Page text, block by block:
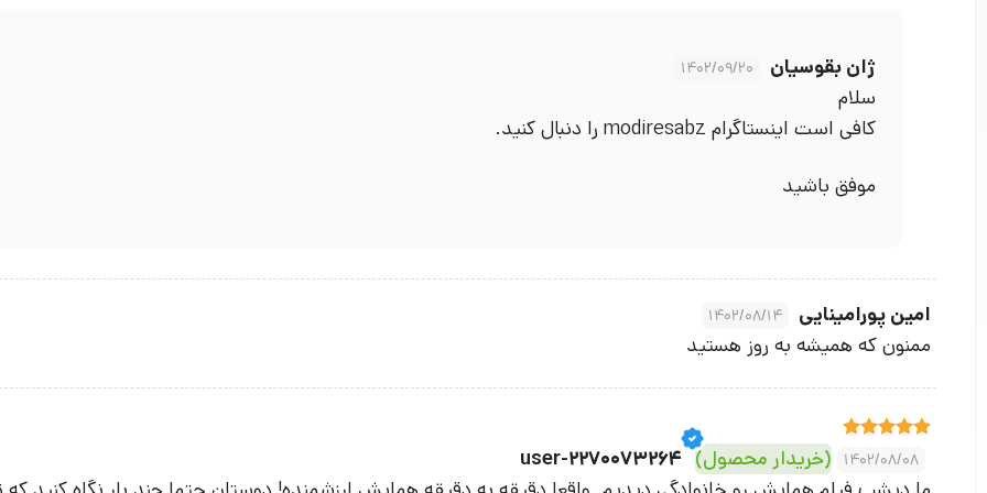
ژان بقوسیان 1402/09/20
سلام
کافی است اینستاگرام modiresabz را دنبال کنید.
موفق باشید
امین پورامینایی 1402/08/14
ممنون که همیشه به روز هستید
نمره
از
user-2270073264 (خریدار محصول) 1402/08/08